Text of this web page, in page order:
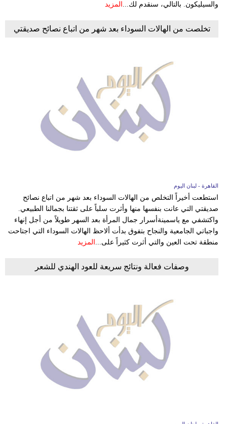
والسيليكون. بالتالي، سنقدم لك... المزيد
تخلصت من الهالات السوداء بعد شهر من اتباع نصائح صديقتي
القاهرة - لبنان اليوم
استطعت أخيراً التخلص من الهالات السوداء بعد شهر من اتباع نصائح
صديقتي التي عانت بنفسها منها وأثرت سلباً على ثقتنا بجمالنا الطبيعي.
واكتشفي مع ياسمينةأسرار جمال المرأة بعد السهر طويلاً من أجل إنهاء
واجباتي الجامعية والنجاح بتفوق بدأت ألاحظ الهالات السوداء التي اجتاحت
منطقة تحت العين والتي أثرت كثيراً على... المزيد
وصفات فعالة ونتائج سريعة للعود الهندي للشعر